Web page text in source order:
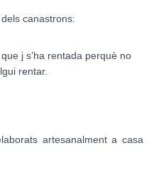
canastrons:
j s’ha rentada perquè no
rentar.
artesanalment a casa